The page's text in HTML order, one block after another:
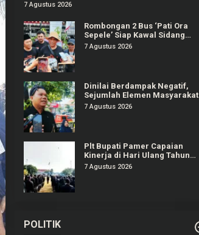
Berturut-turut
7 Agustus 2026
Rombongan 2 Bus ‘Pati Ora
Sepele’ Siap Kawal Sidang
Sudewo Senin Mendatang
7 Agustus 2026
Dinilai Berdampak Negatif,
Sejumlah Elemen Masyarakat
Tayu Tolak Sound Horeg
7 Agustus 2026
Plt Bupati Pamer Capaian
Kinerja di Hari Ulang Tahun
Pati ke-703
7 Agustus 2026
POLITIK